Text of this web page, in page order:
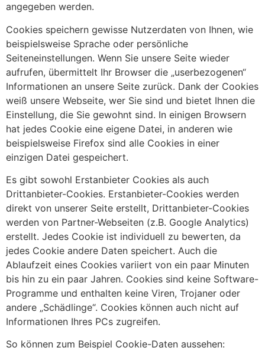
angegeben werden.
Cookies speichern gewisse Nutzerdaten von Ihnen, wie
beispielsweise Sprache oder persönliche
Seiteneinstellungen. Wenn Sie unsere Seite wieder
aufrufen, übermittelt Ihr Browser die „userbezogenen“
Informationen an unsere Seite zurück. Dank der Cookies
weiß unsere Webseite, wer Sie sind und bietet Ihnen die
Einstellung, die Sie gewohnt sind. In einigen Browsern
hat jedes Cookie eine eigene Datei, in anderen wie
beispielsweise Firefox sind alle Cookies in einer
einzigen Datei gespeichert.
Es gibt sowohl Erstanbieter Cookies als auch
Drittanbieter-Cookies. Erstanbieter-Cookies werden
direkt von unserer Seite erstellt, Drittanbieter-Cookies
werden von Partner-Webseiten (z.B. Google Analytics)
erstellt. Jedes Cookie ist individuell zu bewerten, da
jedes Cookie andere Daten speichert. Auch die
Ablaufzeit eines Cookies variiert von ein paar Minuten
bis hin zu ein paar Jahren. Cookies sind keine Software-
Programme und enthalten keine Viren, Trojaner oder
andere „Schädlinge“. Cookies können auch nicht auf
Informationen Ihres PCs zugreifen.
So können zum Beispiel Cookie-Daten aussehen: